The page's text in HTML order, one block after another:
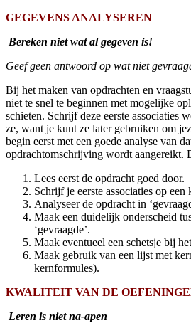
GEGEVENS ANALYSEREN
Bereken niet wat al gegeven is!
Geef geen antwoord op wat niet
Bij het maken van opdrachten en
niet te snel te beginnen met mogelijke
schieten. Schrijf deze eerste associaties
ze, want je kunt ze later gebruiken om
begin eerst met een goede analyse van
opdrachtomschrijving wordt aangereikt.
Lees eerst de opdracht goed door.
Schrijf je eerste associaties op een
Analyseer de opdracht in
Maak een duidelijk onderscheid
‘gevraagde’.
Maak eventueel een schetsje bij
Maak gebruik van een lijst met
kernformules).
KWALITEIT VAN DE
Leren is niet na-apen